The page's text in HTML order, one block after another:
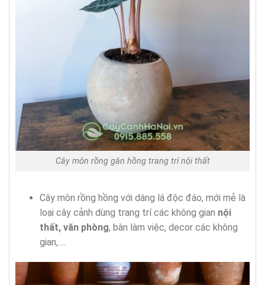
Cây môn rồng gân hồng trang trí nội thất
Cây môn rồng hồng với dáng lá độc đáo, mới mẻ là
loại cây cảnh dùng trang trí các không gian nội
thất, văn phòng, bàn làm việc, decor các không
gian,….